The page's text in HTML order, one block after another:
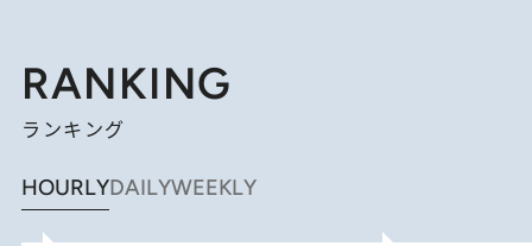
RANKING
ランキング
HOURLYDAILYWEEKLY